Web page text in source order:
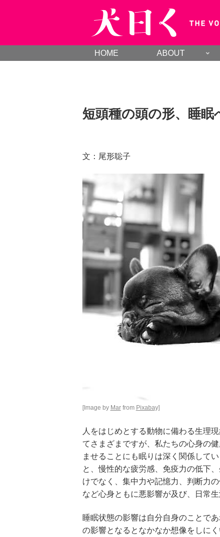
HOME ABOUT
短頭種の頭の形、睡眠
文：尾形聡子
[Image by Marfrom Pixabay]
人をはじめとする動物に備わる生理
てさまざまですが、私たちの心身の
ませることにも眠りは深く関係して
と、慢性的な疲労感、免疫力の低下
けでなく、集中力や記憶力、判断力
など心身ともに悪影響が及び、日常
睡眠状態の影響は自分自身のことで
の影響となるとなかなか想像をしに